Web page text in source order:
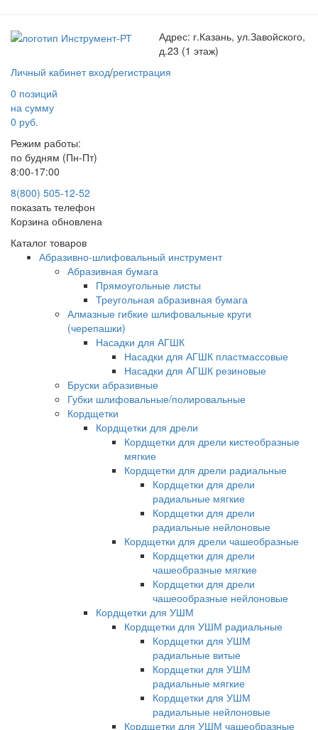
Адрес: г.Казань, ул.Завойского,
д.23 (1 этаж)
Личный кабинет вход/регистрация
0 позиций
на сумму
0 руб.
Режим работы:
по будням (Пн-Пт)
8:00-17:00
8(800) 505-12-52
показать телефон
Корзина обновлена
Каталог товаров
Абразивно-шлифовальный инструмент
Абразивная бумага
Прямоугольные листы
Треугольная абразивная бумага
Алмазные гибкие шлифовальные круги
(черепашки)
Насадки для АГШК
Насадки для АГШК пластмассовые
Насадки для АГШК резиновые
Бруски абразивные
Губки шлифовальные/полировальные
Кордщетки
Кордщетки для дрели
Кордщетки для дрели кистеобразные
мягкие
Кордщетки для дрели радиальные
Кордщетки для дрели
радиальные мягкие
Кордщетки для дрели
радиальные нейлоновые
Кордщетки для дрели чашеобразные
Кордщетки для дрели
чашеобразные мягкие
Кордщетки для дрели
чашеообразные нейлоновые
Кордщетки для УШМ
Кордщетки для УШМ радиальные
Кордщетки для УШМ
радиальные витые
Кордщетки для УШМ
радиальные мягкие
Кордщетки для УШМ
радиальные нейлоновые
Кордщетки для УШМ чашеобразные